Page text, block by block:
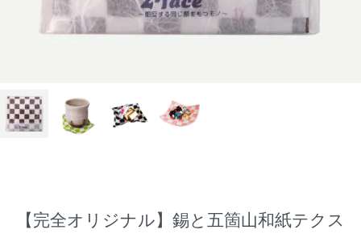
【完全オリジナル】錫と五箇山和紙テクス